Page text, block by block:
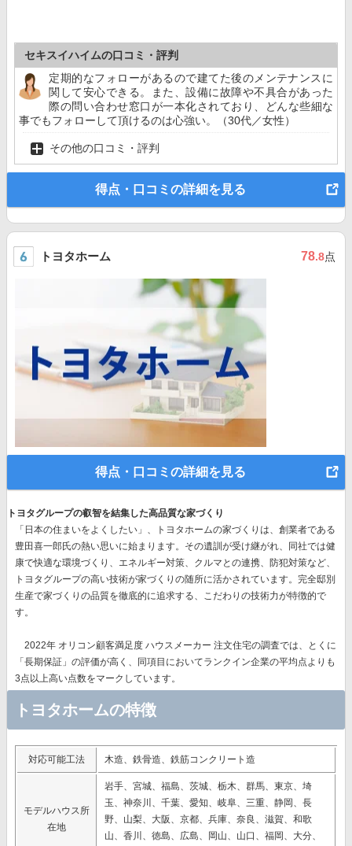
セキスイハイムの口コミ・評判
定期的なフォローがあるので建てた後のメンテナンスに
関して安心できる。また、設備に故障や不具合があった
際の問い合わせ窓口が一本化されており、どんな些細な
事でもフォローして頂けるのは心強い。（30代／女性）
その他の口コミ・評判
得点・口コミの詳細を見る
トヨタホーム 78.8点
得点・口コミの詳細を見る
トヨタグループの叡智を結集した高品質な家づくり
「日本の住まいをよくしたい」、トヨタホームの家づくりは、創業者である
豊田喜一郎氏の熱い思いに始まります。その遺訓が受け継がれ、同社では健
康で快適な環境づくり、エネルギー対策、クルマとの連携、防犯対策など、
トヨタグループの高い技術が家づくりの随所に活かされています。完全邸別
生産で家づくりの品質を徹底的に追求する、こだわりの技術力が特徴的で
す。
2022年 オリコン顧客満足度 ハウスメーカー 注文住宅の調査では、とくに
「長期保証」の評価が高く、同項目においてランクイン企業の平均点よりも
3点以上高い点数をマークしています。
トヨタホームの特徴
対応可能工法 木造、鉄骨造、鉄筋コンクリート造
モデルハウス所
在地
岩手、宮城、福島、茨城、栃木、群馬、東京、埼
玉、神奈川、千葉、愛知、岐阜、三重、静岡、長
野、山梨、大阪、京都、兵庫、奈良、滋賀、和歌
山、香川、徳島、広島、岡山、山口、福岡、大分、